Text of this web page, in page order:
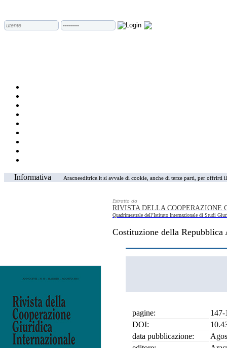
Informativa Aracneeditrice.it si avvale di cookie, anche di terze parti, per
Estratto da
RIVISTA DELLA COOPERAZIONE
Quadrimestrale dell’Istituto Internazionale di Studi
Costituzione della
pagine:
147-
DOI:
data pubblicazione: